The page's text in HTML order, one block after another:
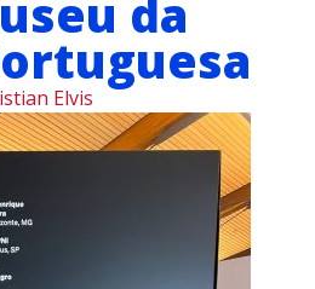
da
Elvis